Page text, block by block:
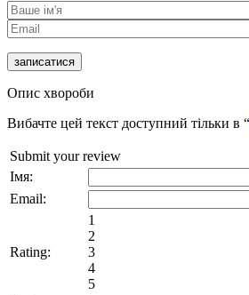
Опис хвороби
Вибачте цей текст доступний тільки в “
Submit your review
Імя:
Email:
Rating:
1
2
3
4
5